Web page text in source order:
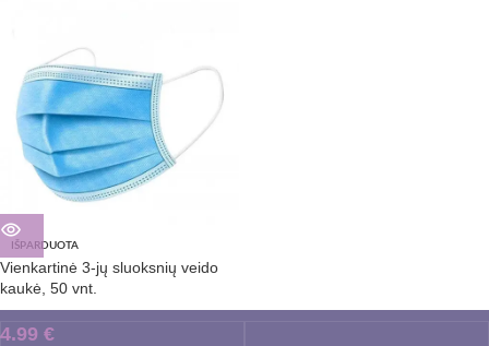
IŠPARDUOTA
Vienkartinė 3-jų sluoksnių veido
kaukė, 50 vnt.
4.99 €